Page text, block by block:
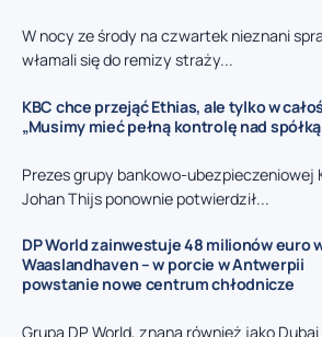
W nocy ze środy na czwartek nieznani
włamali się do remizy straży...
KBC chce przejąć Ethias, ale tylko w
„Musimy mieć pełną kontrolę nad
Prezes grupy bankowo-ubezpieczeniowej
Johan Thijs ponownie potwierdził...
DP World zainwestuje 48 milionów euro
Waaslandhaven – w porcie w Antwerpii
powstanie nowe centrum chłodnicze
Grupa DP World, znana również jako